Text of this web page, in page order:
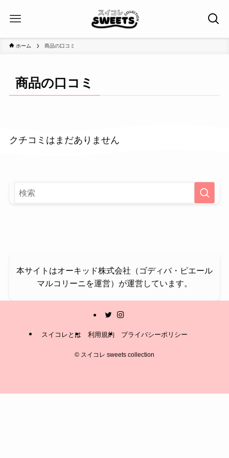
ホーム 商品の口コミ
商品の口コミ
クチコミはまだありません
本サイトはオーキッド株式会社（ゴディバ・ピエール
マルコリーニを運営）が運営しています。
スイコレとは 利用規約 プライバシーポリシー
© スイコレ sweets collection